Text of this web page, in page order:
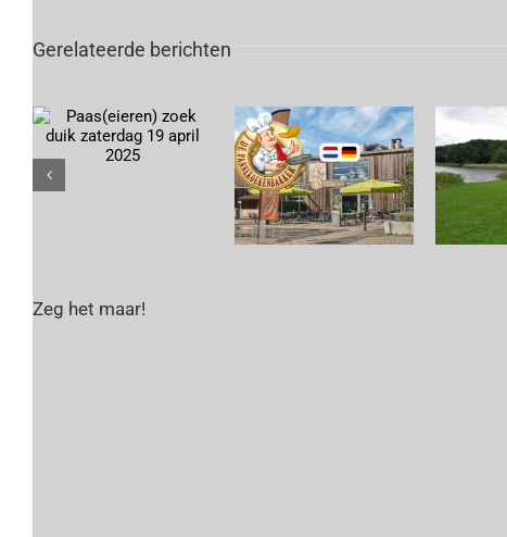
Gerelateerde berichten
Paas(eieren) zoek duik
Nostalgische duik op
zondag 13 april 2025
Zeg het maar!